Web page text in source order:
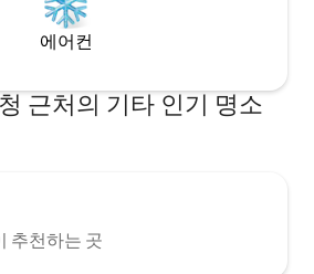
에어컨
근처의 기타 인기 명소
추천하는 곳